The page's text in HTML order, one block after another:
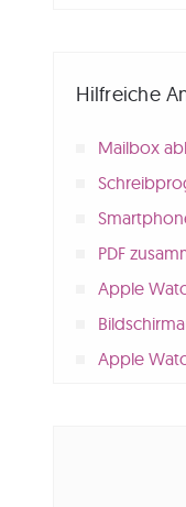
Hilfreiche
Mailbox
PDF
Apple
Apple